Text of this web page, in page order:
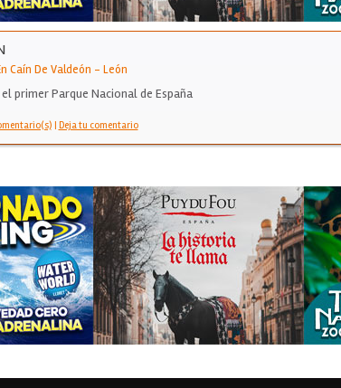
Caín De Valdeón - León
primer Parque Nacional de España
| Deja tu comentario